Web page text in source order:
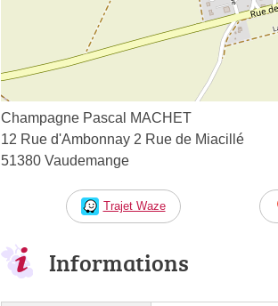
Champagne Pascal MACHET
12 Rue d'Ambonnay 2 Rue de Miacillé
51380 Vaudemange
Trajet Waze
Informations